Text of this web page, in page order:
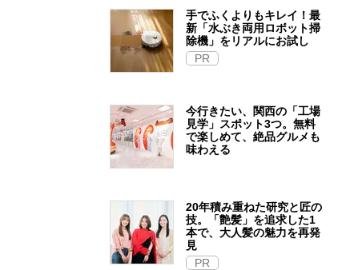
手でふくよりもキレイ！最
新「水ぶき両用ロボット掃
除機」をリアルにお試し
PR
今行きたい、関西の「工場
見学」スポット3つ。無料
で楽しめて、絶品グルメも
味わえる
20年積み重ねた研究と匠の
技。「艶髪」を追求した1
本で、大人髪の魅力を再発
見
PR